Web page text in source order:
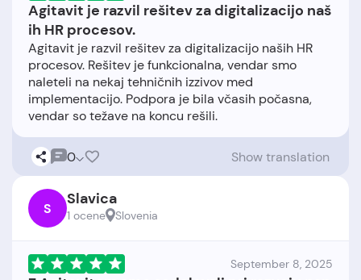
Agitavit je razvil rešitev za digitalizacijo naš
ih HR procesov.
Agitavit je razvil rešitev za digitalizacijo naših HR
procesov. Rešitev je funkcionalna, vendar smo
naleteli na nekaj tehničnih izzivov med
implementacijo. Podpora je bila včasih počasna,
0 Show translation
S Slavica
1 ocene Slovenia
September 8, 2025